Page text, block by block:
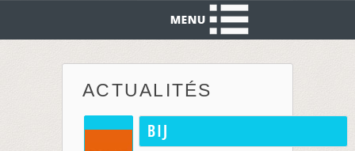
ACTUALITÉS
BIJ